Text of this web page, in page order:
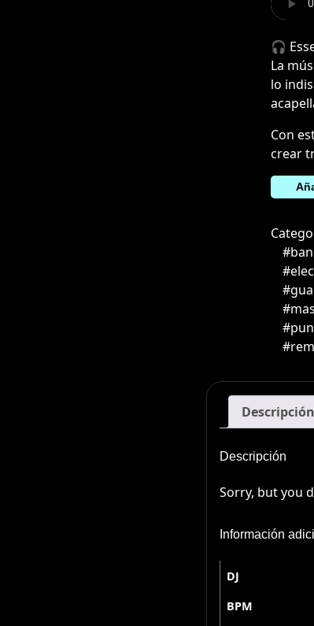
🎧
La
lo
Con
crear
5
Descripción
Descripción
Sorry, but you
Información
DJ
BPM